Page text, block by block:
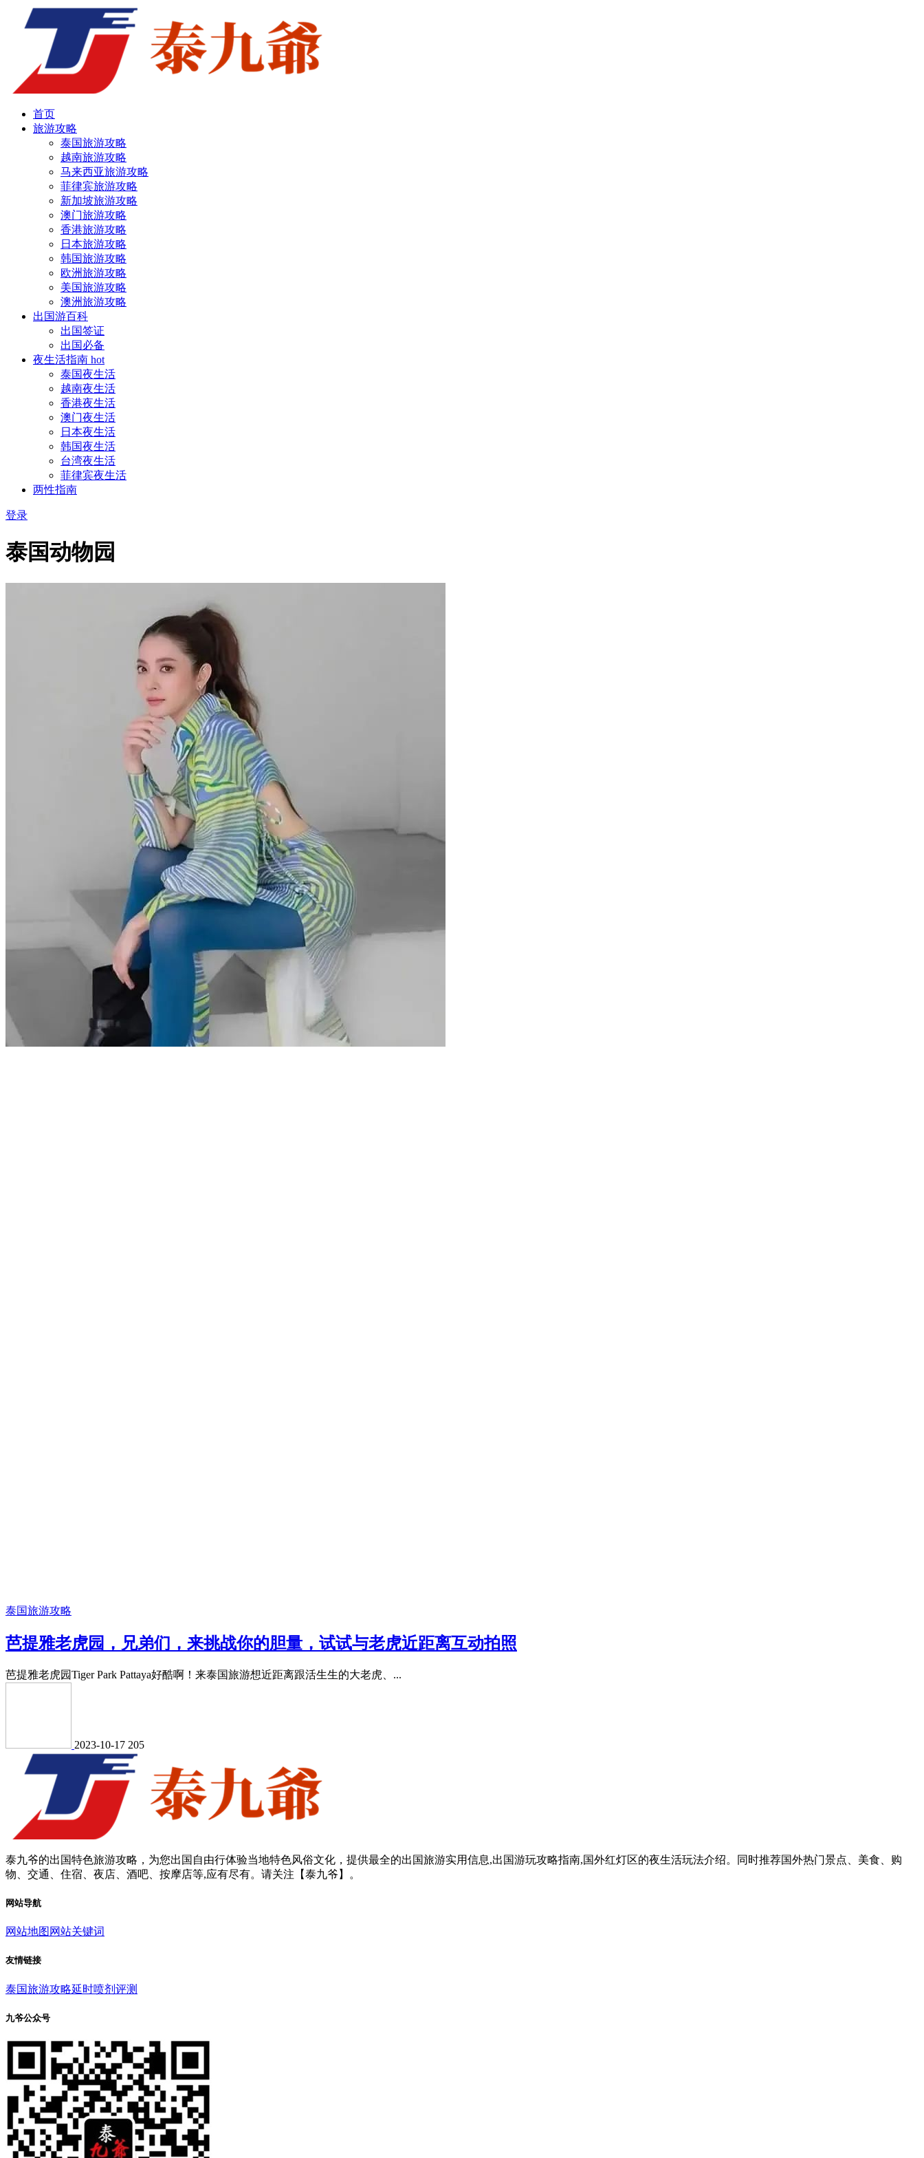
首页
旅游攻略
泰国旅游攻略
越南旅游攻略
马来西亚旅游攻略
菲律宾旅游攻略
新加坡旅游攻略
澳门旅游攻略
香港旅游攻略
日本旅游攻略
韩国旅游攻略
欧洲旅游攻略
美国旅游攻略
澳洲旅游攻略
出国游百科
出国签证
出国必备
夜生活指南 hot
泰国夜生活
越南夜生活
香港夜生活
澳门夜生活
日本夜生活
韩国夜生活
台湾夜生活
菲律宾夜生活
两性指南
登录
泰国动物园
泰国旅游攻略
芭提雅老虎园，兄弟们，来挑战你的胆量，试试与老虎近距离互动拍照
芭提雅老虎园Tiger Park Pattaya好酷啊！来泰国旅游想近距离跟活生生的大老虎、...
2023-10-17 205
泰九爷的出国特色旅游攻略，为您出国自由行体验当地特色风俗文化，提供最全的出国旅游实用信息,出国游玩攻略指南,国外红灯区的夜生活玩法介绍。同时推荐国外热门景点、美食、购
物、交通、住宿、夜店、酒吧、按摩店等,应有尽有。请关注【泰九爷】。
网站导航
网站地图 网站关键词
友情链接
泰国旅游攻略延时喷剂评测
九爷公众号